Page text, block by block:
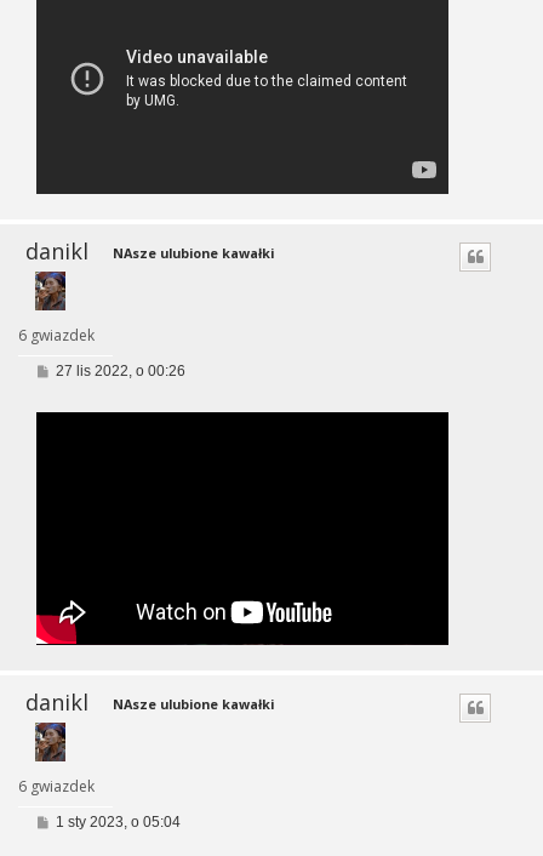
danikl
6 gwiazdek
NAsze ulubione kawałki
P27 lis 2022, o 00:26
danikl
6 gwiazdek
NAsze ulubione kawałki
P1 sty 2023, o 05:04